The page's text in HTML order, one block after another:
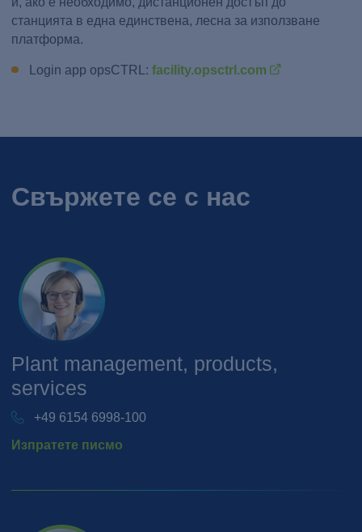
станцията в една единствена, лесна за използване
платформа.
Login app opsCTRL: facility.opsctrl.com
Свържете се с нас
Plant management, products,
services
+49 6154 6998-100
Изпратете писмо